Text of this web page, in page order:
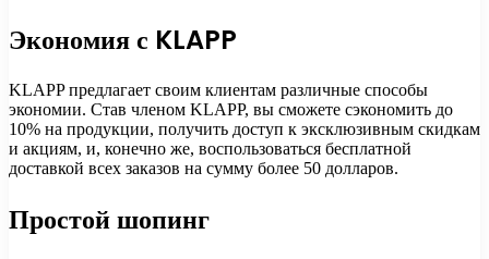
Экономия с KLAPP
KLAPP предлагает своим клиентам различные способы
экономии. Став членом KLAPP, вы сможете сэкономить до
10% на продукции, получить доступ к эксклюзивным скидкам
и акциям, и, конечно же, воспользоваться бесплатной
доставкой всех заказов на сумму более 50 долларов.
Простой шопинг